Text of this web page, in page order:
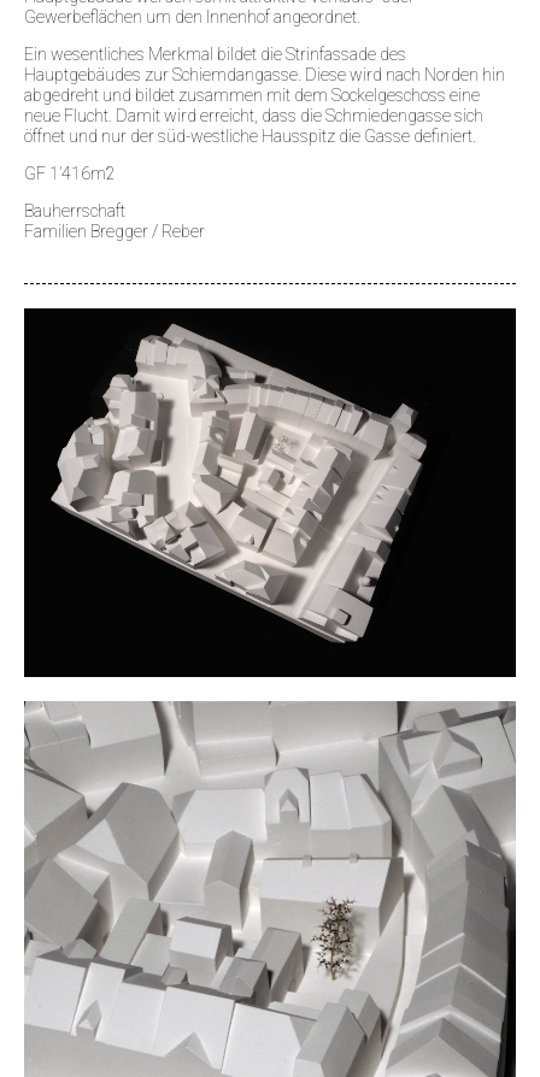
Gewerbeflächen um den Innenhof angeordnet.
Ein wesentliches Merkmal bildet die Strinfassade des
Hauptgebäudes zur Schiemdangasse. Diese wird nach Norden hin
abgedreht und bildet zusammen mit dem Sockelgeschoss eine
neue Flucht. Damit wird erreicht, dass die Schmiedengasse sich
öffnet und nur der süd-westliche Hausspitz die Gasse definiert.
GF 1’416m2
Bauherrschaft
Familien Bregger / Reber